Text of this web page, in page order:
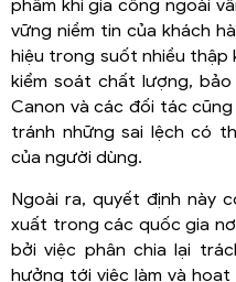
phẩm khi gia công ngoài
vững niềm tin của khách
hiệu trong suốt nhiều thập
kiểm soát chất lượng,
Canon và các đối tác
tránh những sai lệch có
của người dùng.
Ngoài ra, quyết định này
xuất trong các quốc gia
bởi việc phân chia lại
hưởng tới việc làm và